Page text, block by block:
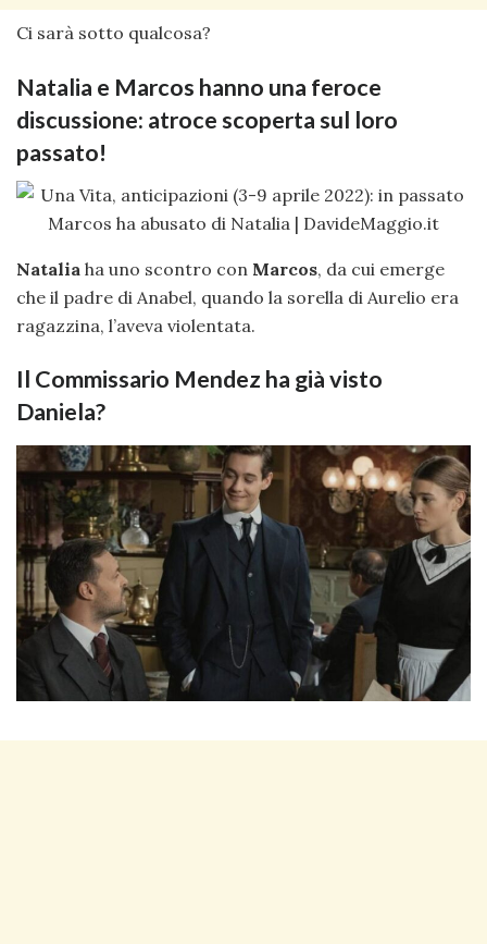
Ci sarà sotto qualcosa?
Natalia e Marcos hanno una feroce
discussione: atroce scoperta sul loro
passato!
Natalia ha uno scontro con Marcos, da cui emerge
che il padre di Anabel, quando la sorella di Aurelio era
ragazzina, l’aveva violentata.
Il Commissario Mendez ha già visto
Daniela?